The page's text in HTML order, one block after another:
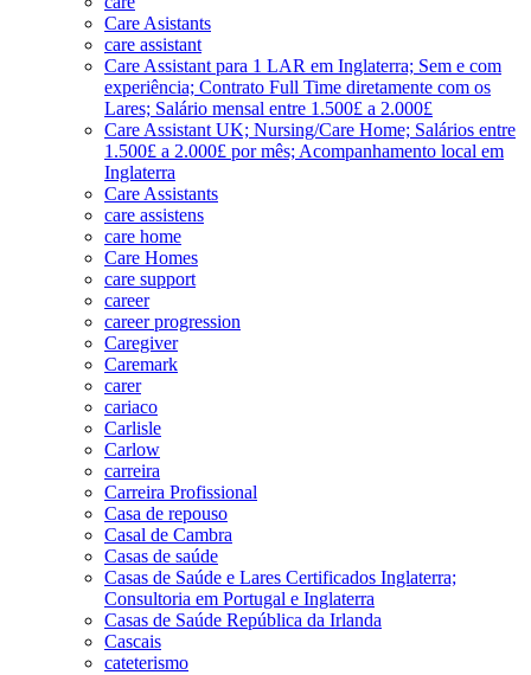
Care Asistants
care assistant
Care Assistant para 1 LAR em Inglaterra; Sem e com
experiência; Contrato Full Time diretamente com os
Lares; Salário mensal entre 1.500£ a 2.000£
Care Assistant UK; Nursing/Care Home; Salários entre
1.500£ a 2.000£ por mês; Acompanhamento local em
Inglaterra
Care Assistants
care assistens
care home
Care Homes
care support
career
career progression
Caregiver
Caremark
carer
cariaco
Carlisle
Carlow
carreira
Carreira Profissional
Casa de repouso
Casal de Cambra
Casas de saúde
Casas de Saúde e Lares Certificados Inglaterra;
Consultoria em Portugal e Inglaterra
Casas de Saúde República da Irlanda
Cascais
cateterismo